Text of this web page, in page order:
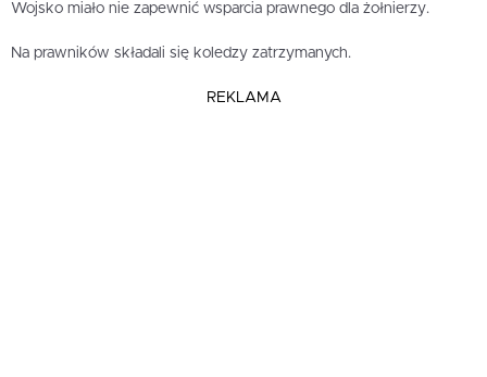
Wojsko miało nie zapewnić wsparcia prawnego dla żołnierzy.
Na prawników składali się koledzy zatrzymanych.
REKLAMA